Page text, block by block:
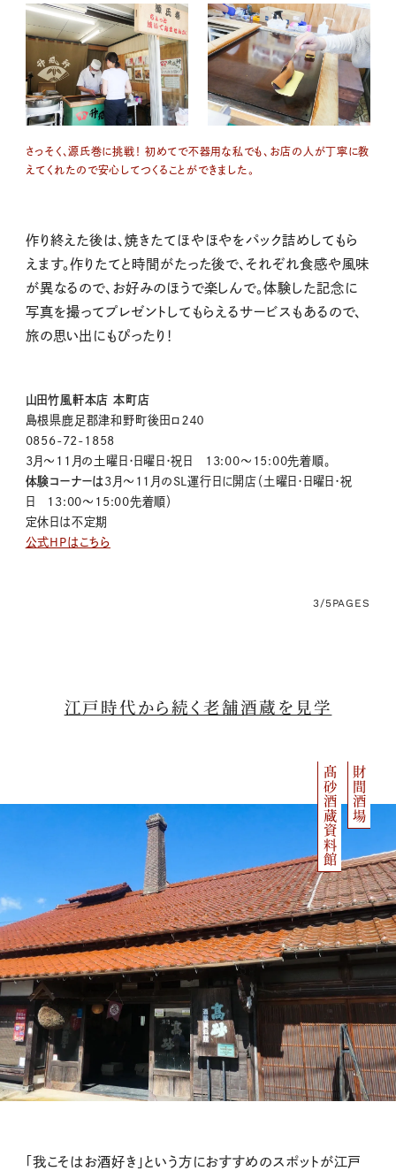
さっそく、源氏巻に挑戦！ 初めてで不器用な私でも、お店の人が丁寧に教
えてくれたので安心してつくることができました。
作り終えた後は、焼きたてほやほやをパック詰めしてもら
えます。作りたてと時間がたった後で、それぞれ食感や風味
が異なるので、お好みのほうで楽しんで。体験した記念に
写真を撮ってプレゼントしてもらえるサービスもあるので、
旅の思い出にもぴったり！
山田竹風軒本店 本町店
島根県鹿足郡津和野町後田ロ２４０
0856-72-1858
3月～11月の土曜日・日曜日・祝日 13:00～15:00先着順。
体験コーナーは3月～ 11 月のSL運行日に開店（土曜日・日曜日・祝
日
13:00～ 15:00先着順）
定休日は不定期
公式HPはこちら
3/5PAGES
江戸時代から続く老舗酒蔵を見学
財間酒場
髙砂酒蔵資料館
「我こそはお酒好き」という方におすすめのスポットが江戸